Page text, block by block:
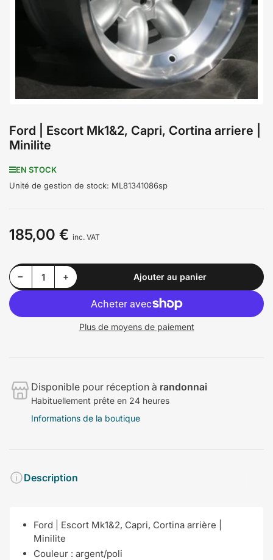
1
en
modal
Ford | Escort Mk1&2, Capri, Cortina arriere |
Minilite
EN STOCK
Unité de gestion de stock: ML81341086sp
Prix
185,00 € inc. VAT
−Diminuer la quantité pour Ford | Escort Mk1&amp;2, Capri, Cortina arriere | Minilite
Quantité +Augmenter la quantité pour Ford | Escort Mk1&amp;2, Capri, Cortina arriere | Minilite Ajouter au panier
Plus de moyens de paiement
Disponible pour réception à randonnai
Habituellement prête en 24 heures
Informations de la boutique
Description
Ford | Escort Mk1&2, Capri, Cortina arrière |
Minilite
Couleur : argent/poli